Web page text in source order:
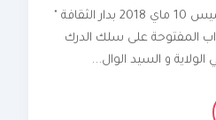
افتتحت صبيحة اليوم الخميس 10 ماي 2018 بدار الثقافة "
المفتوحة على سلك الدرك
و السيد الوال...